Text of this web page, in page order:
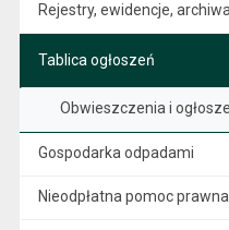
Rejestry, ewidencje, archiwa
Tablica ogłoszeń
Obwieszczenia i
Gospodarka odpadami
Nieodpłatna pomoc prawna